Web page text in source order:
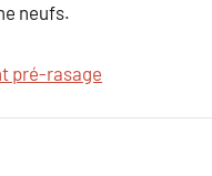
neufs.
pré-rasage